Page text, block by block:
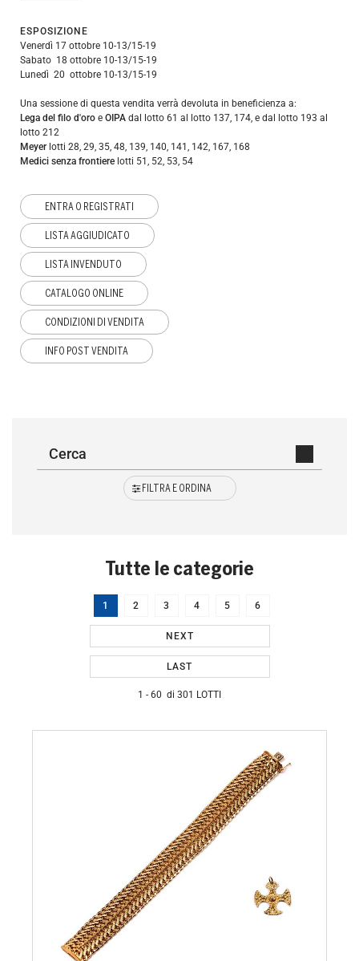
ESPOSIZIONE
Venerdì 17 ottobre 10-13/15-19
Sabato 18 ottobre 10-13/15-19
Lunedì 20 ottobre 10-13/15-19
Una sessione di questa vendita verrà devoluta in beneficienza a:
Lega del filo d'oro e OIPA dal lotto 61 al lotto 137, 174, e dal lotto 193 al
lotto 212
Meyer lotti 28, 29, 35, 48, 139, 140, 141, 142, 167, 168
Medici senza frontiere lotti 51, 52, 53, 54
ENTRA O REGISTRATI
LISTA AGGIUDICATO
LISTA INVENDUTO
CATALOGO ONLINE
CONDIZIONI DI VENDITA
INFO POST VENDITA
FILTRA E ORDINA
Tutte le categorie
1 - 60 di 301 LOTTI
1 2 3 4 5 6
NEXT
LAST